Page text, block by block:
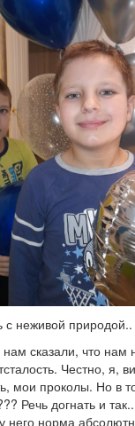
с неживой природой..
сказали, что нам
Честно, я,
мои проколы. Но в
Речь догнать и
него норма